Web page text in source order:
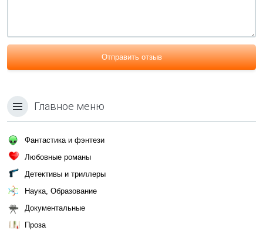
Отправить отзыв
Главное меню
Фантастика и фэнтези
Любовные романы
Детективы и триллеры
Наука, Образование
Документальные
Проза